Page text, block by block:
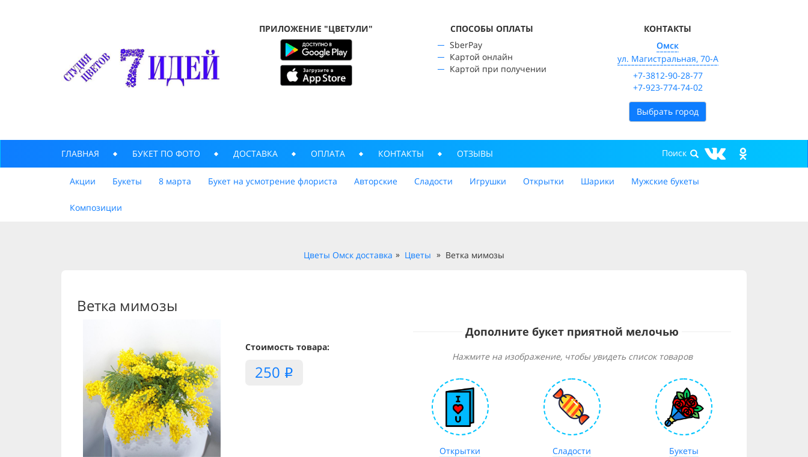
ПРИЛОЖЕНИЕ "ЦВЕТУЛИ"
CПОСОБЫ ОПЛАТЫ
SberPay
Картой онлайн
Картой при получении
КОНТАКТЫ
Омск
ул. Магистральная, 70-А
+7-3812-90-28-77
+7-923-774-74-02
Выбрать город
ГЛАВНАЯ БУКЕТ ПО ФОТО ДОСТАВКА ОПЛАТА КОНТАКТЫ ОТЗЫВЫ
Акции Букеты 8 марта Букет на усмотрение флориста Авторские Сладости Игрушки Открытки Шарики Мужские букеты
Композиции
Цветы Омск доставка Цветы Ветка мимозы
Ветка мимозы
Стоимость товара:
250 i
Дополните букет приятной мелочью
Нажмите на изображение, чтобы увидеть список товаров
Открытки Сладости Букеты